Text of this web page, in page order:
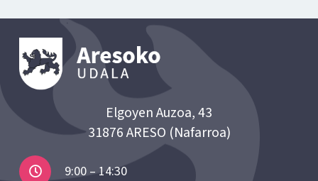
Elgoyen Auzoa, 43
31876 ARESO (Nafarroa)
9:00 – 14:30